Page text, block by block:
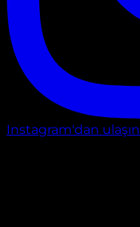
Instagram'dan ulaşın